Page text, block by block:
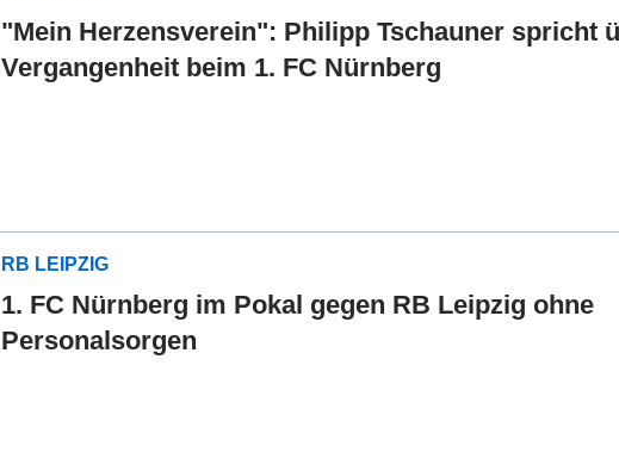
"Mein Herzensverein": Philipp Tschauner spricht
Vergangenheit beim 1. FC Nürnberg
RB LEIPZIG
1. FC Nürnberg im Pokal gegen RB Leipzig ohne
Personalsorgen